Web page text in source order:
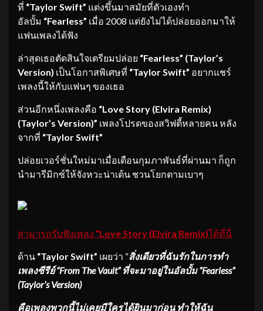
ที่ “Taylor Swift” แต่งขึ้นมาสมัยที่ตัวเองทำ
อัลบั้ม “Fearless” เมื่อ 2008 แต่ยังไม่ได้ปล่อยออกมาให้
แฟนเพลงได้ฟัง
ล่าสุดเธอตัดสินใจเตรียมปล่อย “Fearless” (Taylor’s
Version) เป็นโอกาสพิเศษที่ “Taylor Swift” อยากแชร์
เพลงนี้ให้กับแฟนๆ ของเธอ
ส่วนอีกหนึ่งเพลงคือ “Love Story (Elvira Remix)
(Taylor’s Version)” เพลงโปรดของสวิฟตี้หลายคน หลัง
จากที่ “Taylor Swift”
ปล่อยเวอร์ชั่นใหม่มาเมื่อเดือนกุมภาพันธ์ที่ผ่านมา ก็ถูก
นำมารีมิกซ์ให้จังหวะน่าเต้น ชวนโยกตามเบาๆ
สามารถรับฟังเพลง “Love Story (Elvira Remix)ได้ที่นี่
ด้าน “Taylor Swift” เผยว่า “สิ่งเดียวที่ฉันรักในการทำ
เพลงซีรีย์ “From The Vault” ที่จะมาอยู่ในอัลบั้ม “Fearless”
(Taylor’s Version)
คือเพลงพวกนี้ไม่เคยมีใครได้ยินมาก่อน ทำให้ฉัน